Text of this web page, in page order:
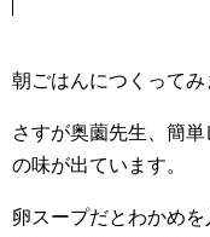
朝ごはんにつくってみ
さすが奥薗先生、簡
の味が出ています。
卵スープだとわかめ